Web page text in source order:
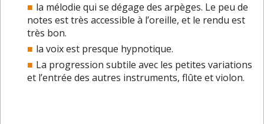
la mélodie qui se dégage des arpèges. Le peu de
notes est très accessible à l’oreille, et le rendu est
très bon.
la voix est presque hypnotique.
La progression subtile avec les petites variations
et l’entrée des autres instruments, flûte et violon.